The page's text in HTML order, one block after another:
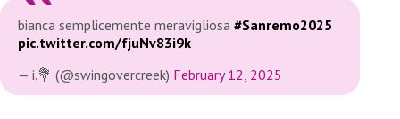
bianca semplicemente meravigliosa #Sanremo2025
pic.twitter.com/fjuNv83i9k
— i.💐 (@swingovercreek) February 12, 2025